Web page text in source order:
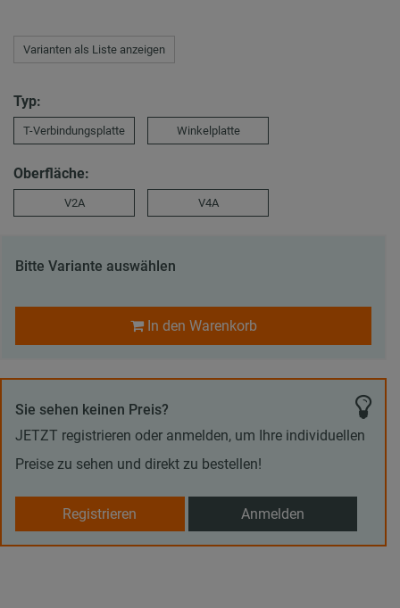
Varianten als Liste anzeigen
Typ:
T-Verbindungsplatte Winkelplatte
Oberfläche:
V2A V4A
Bitte Variante auswählen
In den Warenkorb
Sie sehen keinen Preis?
JETZT registrieren oder anmelden, um Ihre individuellen
Preise zu sehen und direkt zu bestellen!
Registrieren Anmelden